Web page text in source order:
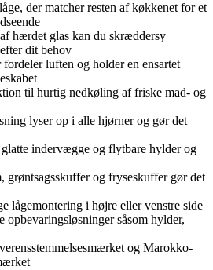
der matcher resten af køkkenet for et
hærdet glas kan du skræddersy
dit behov
luften og holder en ensartet
til hurtig nedkøling af friske mad- og
lyser op i alle hjørner og gør det
indervægge og flytbare hylder og
grøntsagsskuffer og fryseskuffer gør det
lågemontering i højre eller venstre side
opbevaringsløsninger såsom hylder,
og Marokko-